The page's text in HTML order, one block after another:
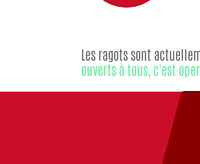
Les ragots sont
ouverts à tous, c'est